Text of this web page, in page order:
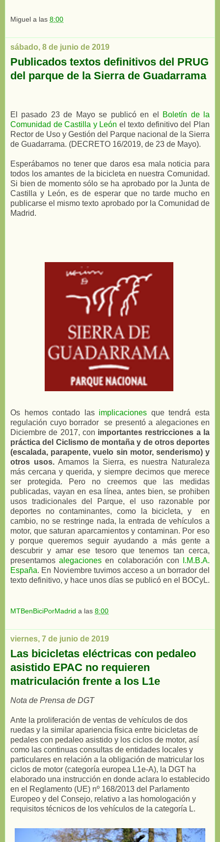
Miguel a las 8:00
sábado, 8 de junio de 2019
Publicados textos definitivos del PRUG
del parque de la Sierra de Guadarrama
El pasado 23 de Mayo se publicó en el
Boletín de la
Comunidad de Castilla y León el texto definitivo del Plan
Rector de Uso y Gestión del Parque nacional de la Sierra
de Guadarrama. (DECRETO 16/2019, de 23 de Mayo).
Esperábamos no tener que daros esa mala noticia para
todos los amantes de la bicicleta en nuestra Comunidad.
Si bien de momento sólo se ha aprobado por la Junta de
Castilla y León, es de esperar que no tarde mucho en
publicarse el mismo texto aprobado por la Comunidad de
Madrid.
Os hemos contado las implicaciones que tendrá esta
regulación cuyo borrador se presentó a alegaciones en
Diciembre de 2017, con importantes restricciones a la
práctica del Ciclismo de montaña y de otros deportes
(escalada, parapente, vuelo sin motor, senderismo) y
otros usos.Amamos la Sierra, es nuestra Naturaleza
más cercana y querida, y siempre decimos que merece
ser protegida. Pero no creemos que las medidas
publicadas, vayan en esa línea, antes bien, se prohiben
usos tradicionales del Parque, el uso razonable por
deportes no contaminantes, como la bicicleta, y en
cambio, no se restringe nada, la entrada de vehículos a
motor, que saturan aparcamientos y contaminan. Por eso
y porque queremos seguir ayudando a más gente a
descubrir y amar ese tesoro que tenemos tan cerca,
presentamosalegaciones en colaboración con I.M.B.A.
España. En Noviembre tuvimos acceso a un borrador del
texto definitivo, y hace unos días se publicó en el BOCyL.
MTBenBiciPorMadrid a las 8:00
viernes, 7 de junio de 2019
Las bicicletas eléctricas con pedaleo
asistido EPAC no requieren
matriculación frente a los L1e
Nota de Prensa de DGT
Ante la proliferación de ventas de vehículos de dos
ruedas y la similar apariencia física entre bicicletas de
pedales con pedaleo asistido y los ciclos de motor, así
como las continuas consultas de entidades locales y
particulares en relación a la obligación de matricular los
ciclos de motor (categoría europea L1e-A), la DGT ha
elaborado una instrucción en donde aclara lo establecido
en el Reglamento (UE) nº 168/2013 del Parlamento
Europeo y del Consejo, relativo a las homologación y
requisitos técnicos de los vehículos de la categoría L.